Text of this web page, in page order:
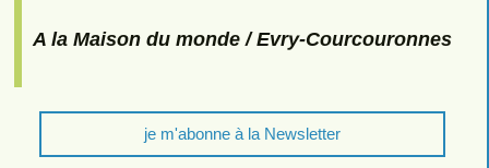
A la Maison du monde / Evry-Courcouronnes
je m'abonne à la Newsletter